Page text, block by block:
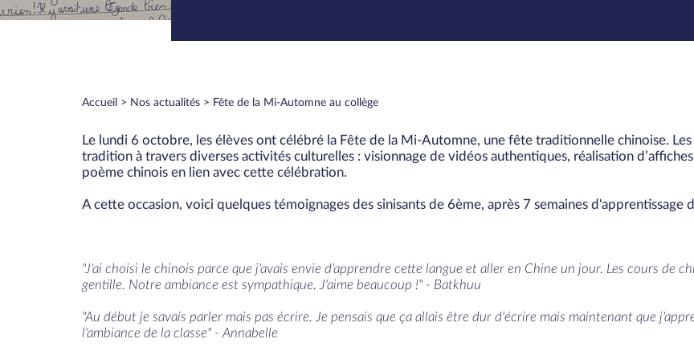
Accueil Nos actualités Fête de la Mi-Automne au collège
Le lundi 6 octobre, les élèves ont célébré la Fête de la Mi-Automne, une fête traditionnelle chinoise.
tradition à travers diverses activités culturelles : visionnage de vidéos authentiques, réalisation
poème chinois en lien avec cette célébration.
A cette occasion, voici quelques témoignages des sinisants de 6ème, après 7 semaines d'apprentissage
"J'ai choisi le chinois parce que j'avais envie d'apprendre cette langue et aller en Chine un jour. Les cours de
gentille. Notre ambiance est sympathique. J'aime beaucoup !" - Batkhuu
"Au début je savais parler mais pas écrire. Je pensais que ça allais être dur d'écrire mais maintenant que
l'ambiance de la classe" - Annabelle